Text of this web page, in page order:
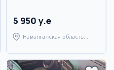
5 950 y.e
Наманганская область,